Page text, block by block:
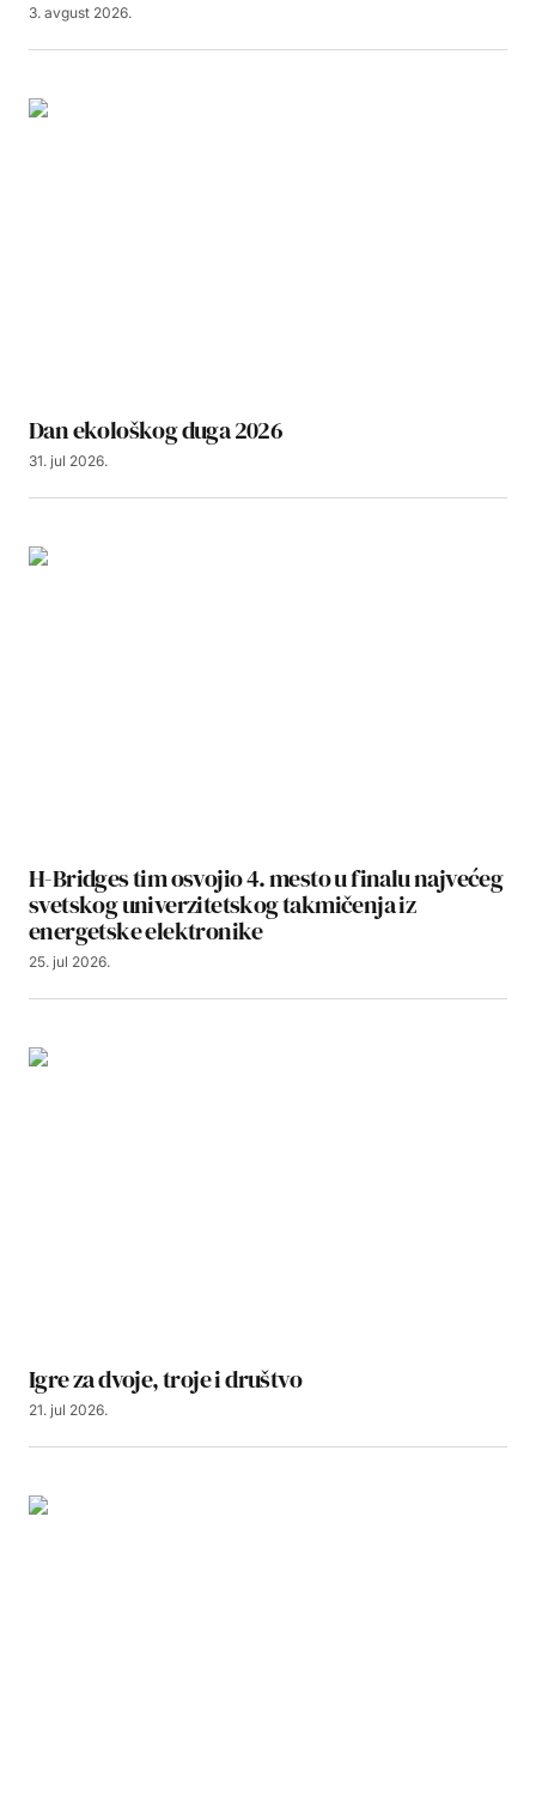
3. avgust 2026.
Dan ekološkog duga 2026
31. jul 2026.
H-Bridges tim osvojio 4. mesto u finalu najvećeg
svetskog univerzitetskog takmičenja iz
energetske elektronike
25. jul 2026.
Igre za dvoje, troje i društvo
21. jul 2026.